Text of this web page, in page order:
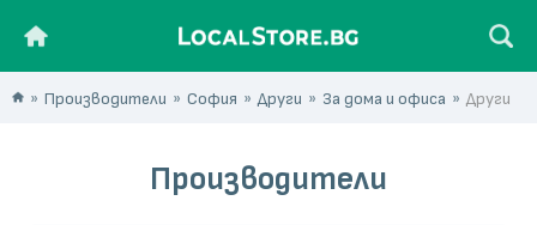
Производители София Други За дома и офиса Други
Производители